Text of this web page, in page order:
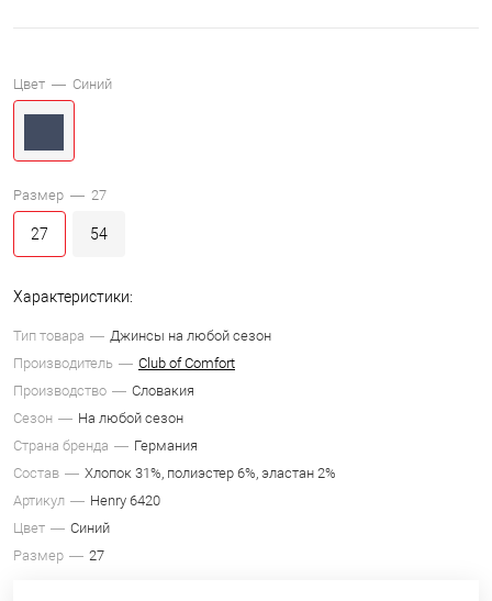
Цвет — Синий
Размер — 27
27 54
Характеристики:
Тип товара
Джинсы на любой сезон
Производитель
Club of Comfort
Производство
Словакия
Сезон
На любой сезон
Страна бренда
Германия
Состав
Хлопок 31%, полиэстер 6%, эластан 2%
Артикул
Henry 6420
Цвет
Синий
Размер
27